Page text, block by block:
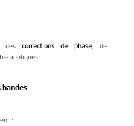
des corrections de phase, de
appliqués.
: